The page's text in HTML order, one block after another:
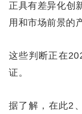
正具有差异化创
用和市场前景的
这些判断正在
证。
据了解，在此2